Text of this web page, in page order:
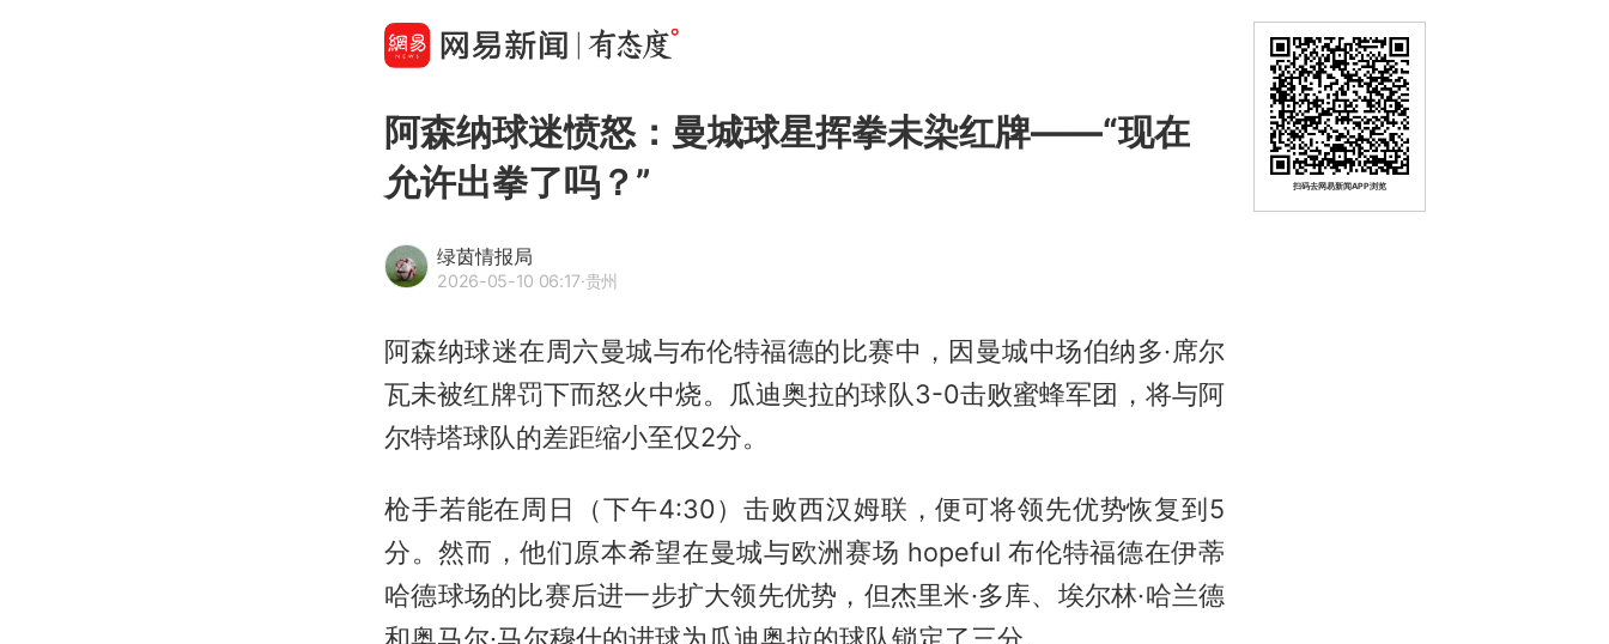
阿森纳球迷愤怒：曼城球星挥拳未染红牌——“现在
允许出拳了吗？”
绿茵情报局
2026-05-10 06:17·贵州
阿森纳球迷在周六曼城与布伦特福德的比赛中，因曼城中场伯纳多·席尔
瓦未被红牌罚下而怒火中烧。瓜迪奥拉的球队3-0击败蜜蜂军团，将与阿
尔特塔球队的差距缩小至仅2分。
枪手若能在周日（下午4:30）击败西汉姆联，便可将领先优势恢复到5
分。然而，他们原本希望在曼城与欧洲赛场 hopeful 布伦特福德在伊蒂
哈德球场的比赛后进一步扩大领先优势，但杰里米·多库、埃尔林·哈兰德
扫码去网易新闻APP浏览